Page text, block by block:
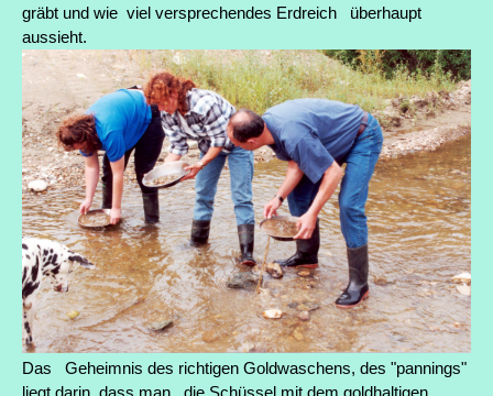
gräbt und wie viel versprechendes Erdreich überhaupt
aussieht.
Das Geheimnis des richtigen Goldwaschens, des "pannings"
liegt darin, dass man die Schüssel mit dem goldhaltigen